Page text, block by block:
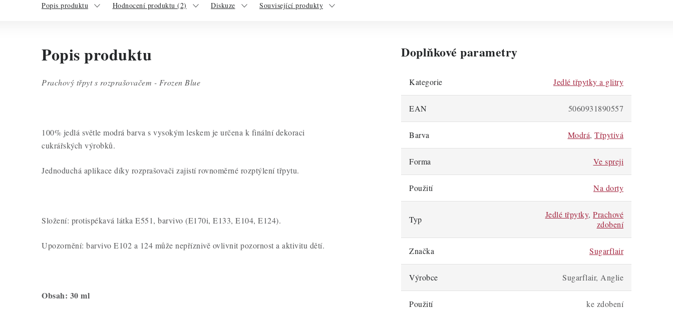
Popis produktu Hodnocení produktu (2) Diskuze Související produkty
Popis produktu
Prachový třpyt s rozprašovačem - Frozen Blue
100% jedlá světle modrá barva s vysokým leskem je určena k finální dekoraci
cukrářských výrobků.
Jednoduchá aplikace díky rozprašovači zajistí rovnoměrné rozptýlení třpytu.
Složení: protispékavá látka E551, barvivo (E170i, E133, E104, E124).
Upozornění: barvivo E102 a 124 může nepříznivě ovlivnit pozornost a aktivitu dětí.
Obsah: 30 ml
Doplňkové parametry
Kategorie Jedlé třpytky a glitry
EAN 5060931890557
Barva Modrá, Třpytivá
Forma Ve spreji
Použití Na dorty
Typ Jedlé třpytky, Prachové
zdobení
Značka Sugarflair
Výrobce Sugarflair, Anglie
Použití ke zdobení